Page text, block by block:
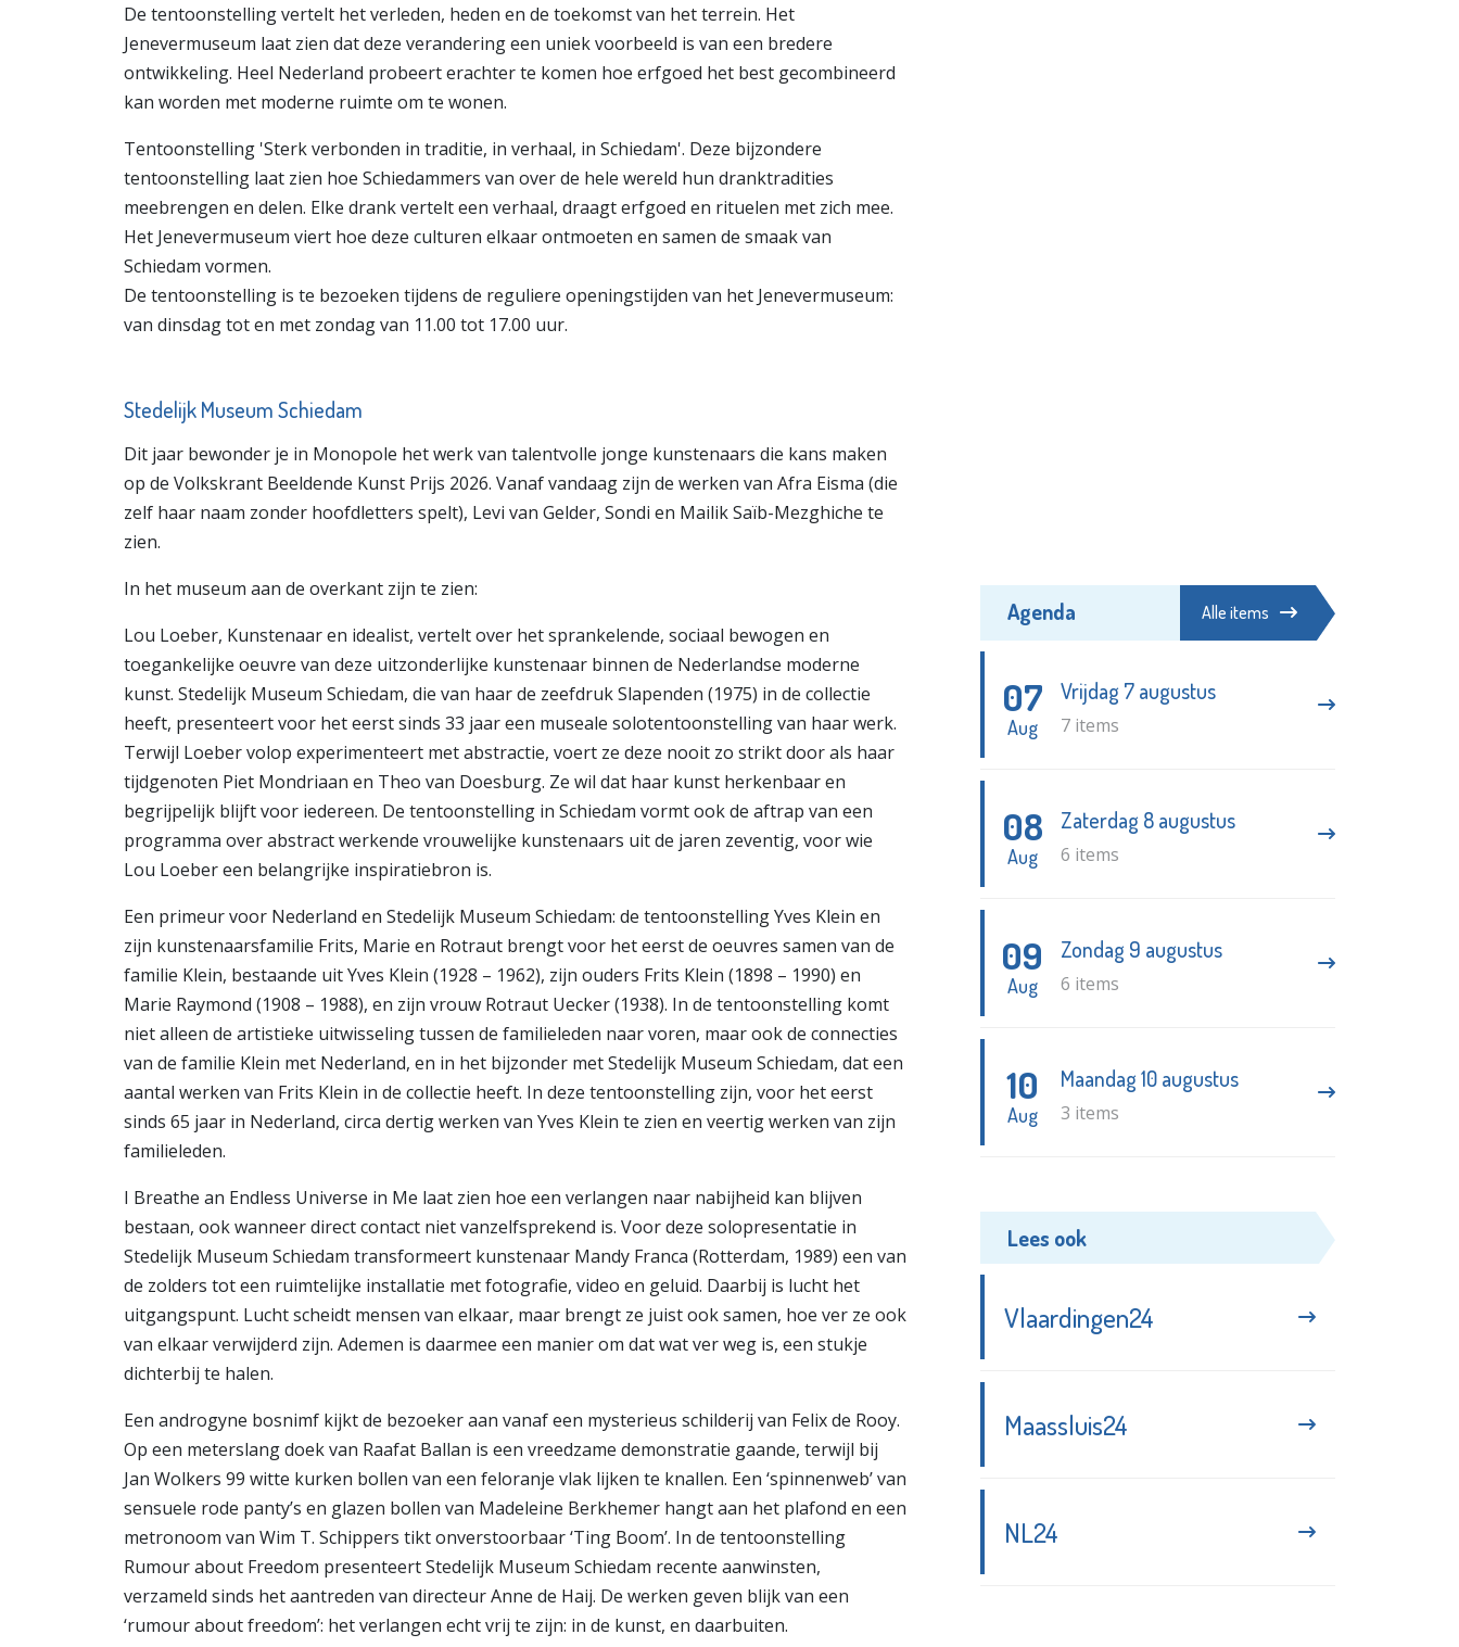
De tentoonstelling vertelt het verleden, heden en de toekomst van het terrein. Het
Jenevermuseum laat zien dat deze verandering een uniek voorbeeld is van een bredere
ontwikkeling. Heel Nederland probeert erachter te komen hoe erfgoed het best gecombineerd
kan worden met moderne ruimte om te wonen.
Tentoonstelling 'Sterk verbonden in traditie, in verhaal, in Schiedam'. Deze bijzondere
tentoonstelling laat zien hoe Schiedammers van over de hele wereld hun dranktradities
meebrengen en delen. Elke drank vertelt een verhaal, draagt erfgoed en rituelen met zich mee.
Het Jenevermuseum viert hoe deze culturen elkaar ontmoeten en samen de smaak van
Schiedam vormen.
De tentoonstelling is te bezoeken tijdens de reguliere openingstijden van het Jenevermuseum:
van dinsdag tot en met zondag van 11.00 tot 17.00 uur.
Stedelijk Museum Schiedam
Dit jaar bewonder je in Monopole het werk van talentvolle jonge kunstenaars die kans maken
op de Volkskrant Beeldende Kunst Prijs 2026. Vanaf vandaag zijn de werken van Afra Eisma (die
zelf haar naam zonder hoofdletters spelt), Levi van Gelder, Sondi en Mailik Saïb-Mezghiche te
zien.
In het museum aan de overkant zijn te zien:
Lou Loeber, Kunstenaar en idealist, vertelt over het sprankelende, sociaal bewogen en
toegankelijke oeuvre van deze uitzonderlijke kunstenaar binnen de Nederlandse moderne
kunst. Stedelijk Museum Schiedam, die van haar de zeefdruk Slapenden (1975) in de collectie
heeft, presenteert voor het eerst sinds 33 jaar een museale solotentoonstelling van haar werk.
Terwijl Loeber volop experimenteert met abstractie, voert ze deze nooit zo strikt door als haar
tijdgenoten Piet Mondriaan en Theo van Doesburg. Ze wil dat haar kunst herkenbaar en
begrijpelijk blijft voor iedereen. De tentoonstelling in Schiedam vormt ook de aftrap van een
programma over abstract werkende vrouwelijke kunstenaars uit de jaren zeventig, voor wie
Lou Loeber een belangrijke inspiratiebron is.
Een primeur voor Nederland en Stedelijk Museum Schiedam: de tentoonstelling Yves Klein en
zijn kunstenaarsfamilie Frits, Marie en Rotraut brengt voor het eerst de oeuvres samen van de
familie Klein, bestaande uit Yves Klein (1928 – 1962), zijn ouders Frits Klein (1898 – 1990) en
Marie Raymond (1908 – 1988), en zijn vrouw Rotraut Uecker (1938). In de tentoonstelling komt
niet alleen de artistieke uitwisseling tussen de familieleden naar voren, maar ook de connecties
van de familie Klein met Nederland, en in het bijzonder met Stedelijk Museum Schiedam, dat een
aantal werken van Frits Klein in de collectie heeft. In deze tentoonstelling zijn, voor het eerst
sinds 65 jaar in Nederland, circa dertig werken van Yves Klein te zien en veertig werken van zijn
familieleden.
I Breathe an Endless Universe in Me laat zien hoe een verlangen naar nabijheid kan blijven
bestaan, ook wanneer direct contact niet vanzelfsprekend is. Voor deze solopresentatie in
Stedelijk Museum Schiedam transformeert kunstenaar Mandy Franca (Rotterdam, 1989) een van
de zolders tot een ruimtelijke installatie met fotografie, video en geluid. Daarbij is lucht het
uitgangspunt. Lucht scheidt mensen van elkaar, maar brengt ze juist ook samen, hoe ver ze ook
van elkaar verwijderd zijn. Ademen is daarmee een manier om dat wat ver weg is, een stukje
dichterbij te halen.
Een androgyne bosnimf kijkt de bezoeker aan vanaf een mysterieus schilderij van Felix de Rooy.
Op een meterslang doek van Raafat Ballan is een vreedzame demonstratie gaande, terwijl bij
Jan Wolkers 99 witte kurken bollen van een feloranje vlak lijken te knallen. Een ‘spinnenweb’ van
sensuele rode panty’s en glazen bollen van Madeleine Berkhemer hangt aan het plafond en een
metronoom van Wim T. Schippers tikt onverstoorbaar ‘Ting Boom’. In de tentoonstelling
Rumour about Freedom presenteert Stedelijk Museum Schiedam recente aanwinsten,
verzameld sinds het aantreden van directeur Anne de Haij. De werken geven blijk van een
‘rumour about freedom’: het verlangen echt vrij te zijn: in de kunst, en daarbuiten.
Agenda Alle items
07
Aug
Vrijdag 7 augustus
7 items
08
Aug
Zaterdag 8 augustus
6 items
09
Aug
Zondag 9 augustus
6 items
10
Aug
Maandag 10 augustus
3 items
Lees ook
Vlaardingen24
Maassluis24
NL24